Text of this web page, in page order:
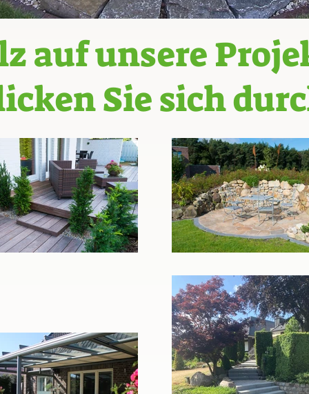
auf unsere
Sie sich